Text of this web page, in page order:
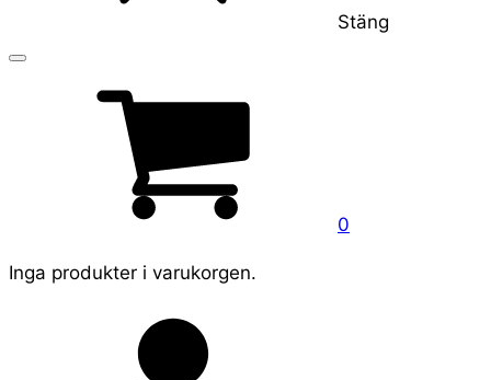
Stäng
0
Inga produkter i varukorgen.